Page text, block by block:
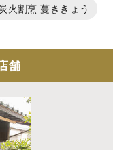
火割烹 蔓ききょう
舗